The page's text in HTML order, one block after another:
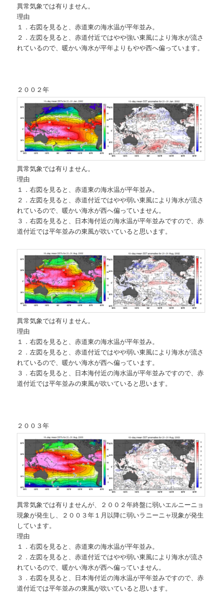
異常気象では有りません。
理由
１．右図を見ると、赤道東の海水温が平年並み。
２．左図を見ると、赤道付近ではやや強い東風により海水が流さ
れているので、暖かい海水が平年よりもやや西へ偏っています。
２００２年
異常気象では有りません。
理由
１．右図を見ると、赤道東の海水温が平年並み。
２．左図を見ると、赤道付近ではやや弱い東風により海水が流さ
れているので、暖かい海水が西へ偏っていません。
３．右図を見ると、日本海付近の海水温が平年並みですので、赤
道付近では平年並みの東風が吹いていると思います。
異常気象では有りません。
理由
１．右図を見ると、赤道東の海水温が平年並み。
２．左図を見ると、赤道付近ではやや弱い東風により海水が流さ
れているので、暖かい海水が西へ偏っています。
３．右図を見ると、日本海付近の海水温が平年並みですので、赤
道付近では平年並みの東風が吹いていると思います。
２００３年
異常気象では有りませんが、２００２年終盤に弱いエルニーニョ
現象が発生し、２００３年１月以降に弱いラニーニャ現象が発生
しています。
理由
１．右図を見ると、赤道東の海水温が平年並み。
２．左図を見ると、赤道付近ではやや弱い東風により海水が流さ
れているので、暖かい海水が西へ偏っていません。
３．右図を見ると、日本海付近の海水温が平年並みですので、赤
道付近では平年並みの東風が吹いていると思います。